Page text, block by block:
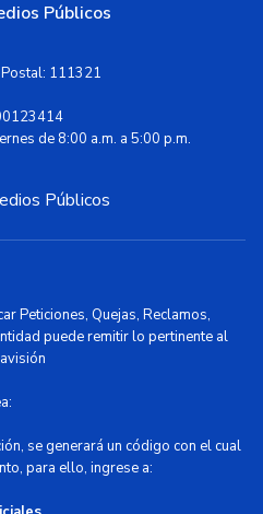
Públicos
111321
de 8:00 a.m. a 5:00 p.m.
Públicos
Peticiones, Quejas, Reclamos,
puede remitir lo pertinente al
se generará un código con el cual
para ello, ingrese a: